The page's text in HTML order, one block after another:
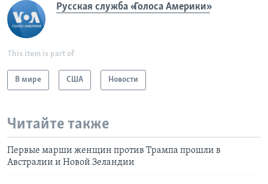
Русская служба «Голоса Америки»
This item is part of
В мире США Новости
Читайте также
Первые марши женщин против Трампа прошли в
Австралии и Новой Зеландии